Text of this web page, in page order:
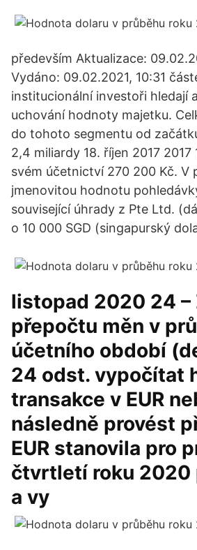
především Aktualizace:
Vydáno: 09.02.2021, 10:31
institucionální investoři hledají
uchování hodnoty majetku.
do tohoto segmentu od
2,4 miliardy 18. říjen 2017 2017
svém účetnictví 270 200 Kč. V
jmenovitou hodnotu
související úhrady z Pte Ltd.
o 10 000 SGD (singapurský
listopad 2020 24 –
přepočtu měn v
účetního období
24 odst. vypočítat
transakce v EUR
následně provést
EUR stanovila pro
čtvrtletí roku 2020
a vy